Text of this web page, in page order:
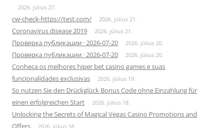
2026. július 27.
cw-check-https://test.com/ 2026. július 21.
Coronavirus disease 2019 2026. július 21.
Проверка публикации · 2026-07-20 2026. július 20.
Проверка публикации · 2026-07-20 2026. július 20.
Conheça os melhores hiper bet casino games e suas
funcionalidades exclusivas
2026. július 19.
So nutzen Sie den Drückglück Bonus Code ohne Einzahlung für
einen erfolgreichen Start
2026. július 18.
Unlocking the Secrets of Magical Vegas Casino Promotions and
Offers
2026. július 18.